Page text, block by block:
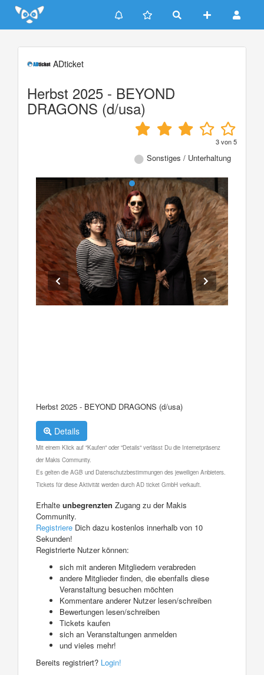
Update cookies preferences
ADticket
Herbst 2025 - BEYOND
DRAGONS (d/usa)
3von5
Sonstiges / Unterhaltung
Herbst 2025 - BEYOND DRAGONS (d/usa)
Details
Mit einem Klick auf "Kaufen" oder "Details" verlässt Du die Internetpräsenz
der Makis Community.
Es gelten die AGB und Datenschutzbestimmungen des jeweiligen Anbieters.
Tickets für diese Aktivität werden durch AD ticket GmbH verkauft.
Erhalte unbegrenzten Zugang zu der Makis
Community.
Registriere Dich dazu kostenlos innerhalb von 10
Sekunden!
Registrierte Nutzer können:
sich mit anderen Mitgliedern verabreden
andere Mitglieder finden, die ebenfalls diese
Veranstaltung besuchen möchten
Kommentare anderer Nutzer lesen/schreiben
Bewertungen lesen/schreiben
Tickets kaufen
sich an Veranstaltungen anmelden
und vieles mehr!
Bereits registriert? Login!